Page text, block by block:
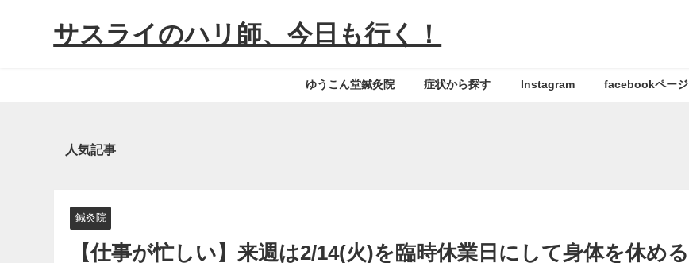
サスライのハリ師、今日も行く！
ゆうこん堂鍼灸院 症状から探す Instagram facebookページ
人気記事
鍼灸院
【仕事が忙しい】来週は2/14(火)を臨時休業日にして身体を休める